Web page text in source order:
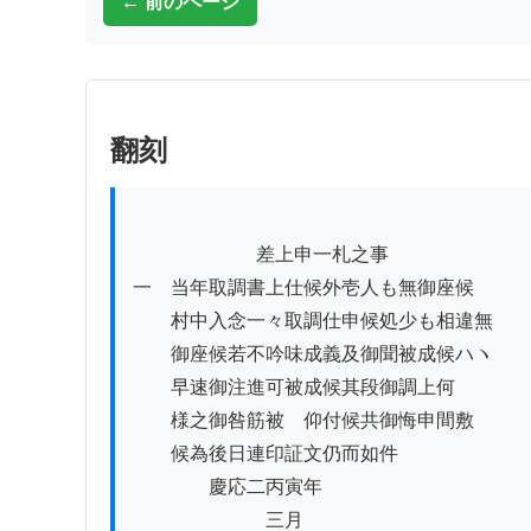
翻刻
一　当年取調書上仕候外壱人も無御座候
村中入念一々取調仕申候処少も相違無
御座候若不吟味成義及御聞被成候ハヽ
早速御注進可被成候其段御調上何
様之御咎筋被　仰付候共御悔申間敷
候為後日連印証文仍而如件
慶応二丙寅年
三月